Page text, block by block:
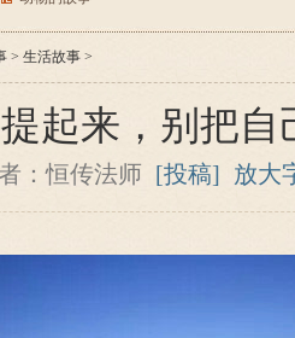
> 生活故事 >
起来，别把自
：恒传法师 [投稿] 放大